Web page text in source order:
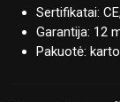
Sertifikatai:
Garantija: 12
Pakuotė: